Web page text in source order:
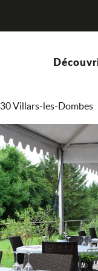
Golf du
Villars-les-Dombes